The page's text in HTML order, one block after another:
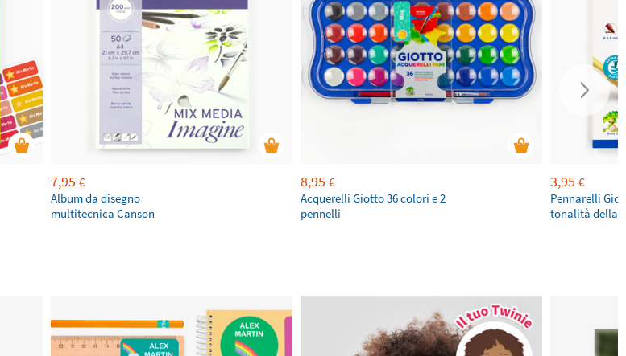
7,95 €
Album da disegno
multitecnica Canson
8,95 €
Acquerelli Giotto 36 colori e 2
pennelli
3,95 €
Pennarelli
tonalità della